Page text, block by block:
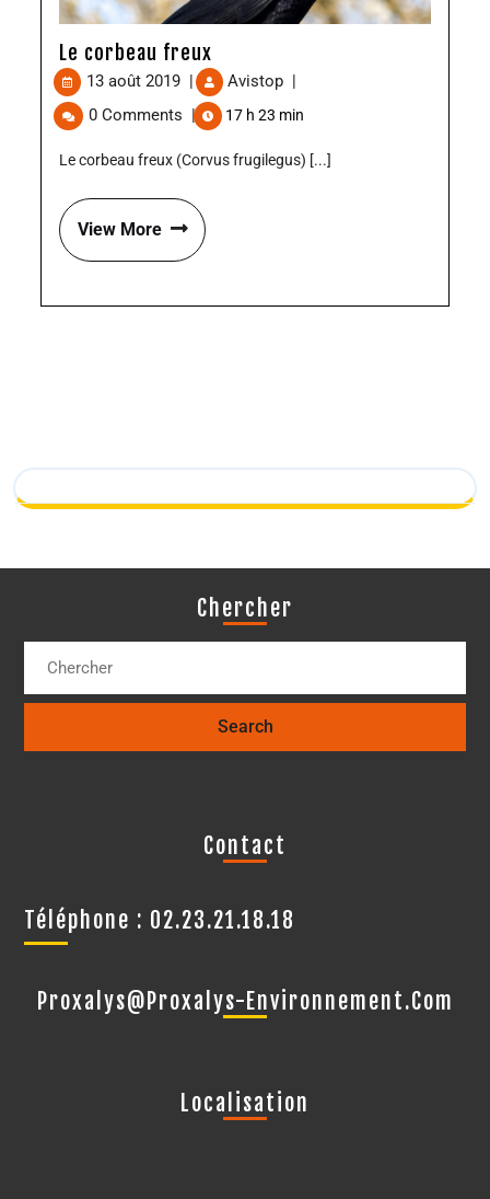
Le corbeau freux
13 août 2019 | Avistop |
0 Comments | 17 h 23 min
Le corbeau freux (Corvus frugilegus) [...]
View More
Chercher
Contact
Téléphone : 02.23.21.18.18
Proxalys@proxalys-Environnement.com
Localisation